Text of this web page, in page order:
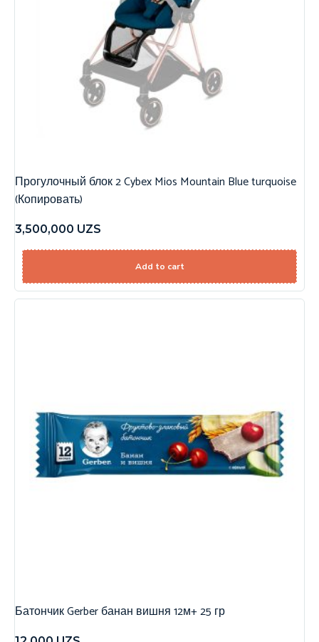
Прогулочный блок 2 Cybex Mios Mountain Blue turquoise
(Копировать)
3,500,000 UZS
Add to cart
Батончик Gerber банан вишня 12м+ 25 гр